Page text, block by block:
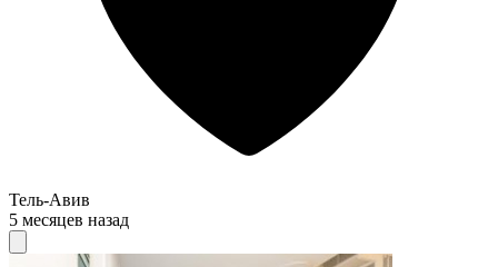
Тель-Авив
5 месяцев назад